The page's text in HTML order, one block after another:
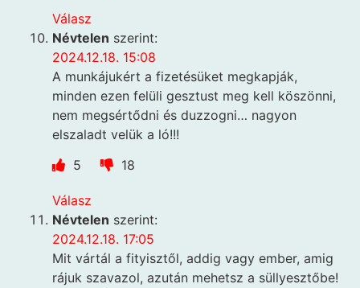
Válasz
Névtelen szerint:
2024.12.18. 15:08
A munkájukért a fizetésüket megkapják,
minden ezen felüli gesztust meg kell köszönni,
nem megsértődni és duzzogni… nagyon
elszaladt velük a ló!!!
5
18
Válasz
Névtelen szerint:
2024.12.18. 17:05
Mit vártál a fityisztől, addig vagy ember, amig
rájuk szavazol, azután mehetsz a süllyesztőbe!